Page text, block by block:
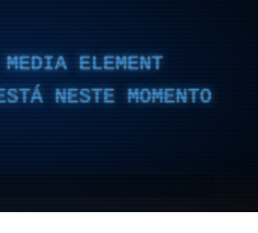
ELEMENT
NESTE MOMENTO